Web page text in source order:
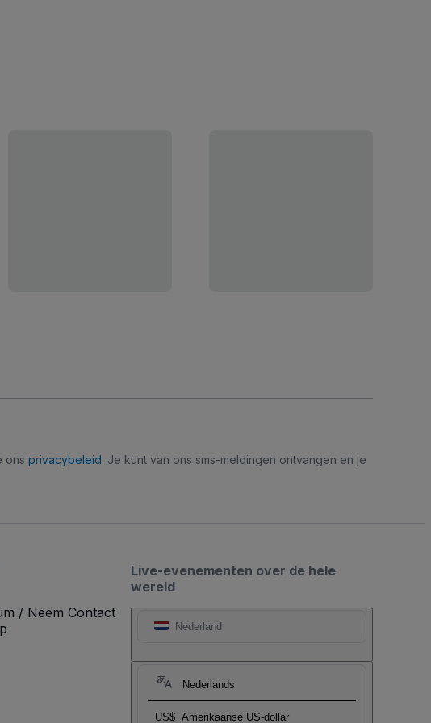
ons privacybeleid. Je kunt van ons sms-meldingen ontvangen en je
Live-evenementen over de hele
wereld
Nederland
Nederlands
US$ Amerikaanse US-dollar
/ Neem Contact